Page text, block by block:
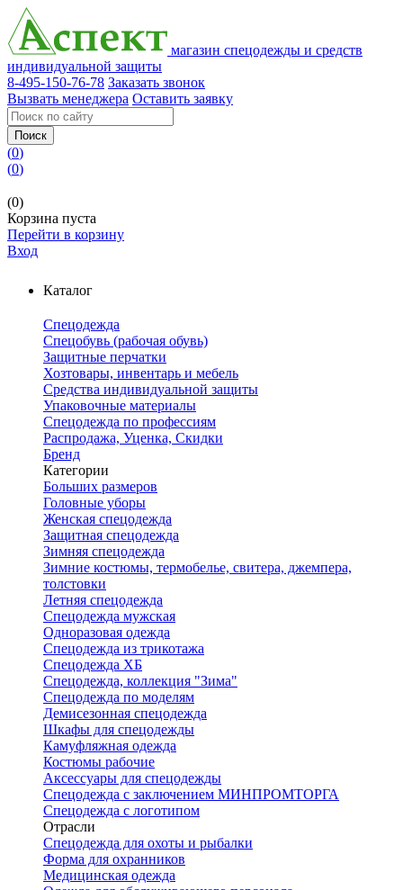
магазин спецодежды и средств
индивидуальной защиты
8-495-150-76-78 Заказать звонок
Вызвать менеджера Оставить заявку
Поиск
(0)
(0)
(0)
Корзина пуста
Перейти в корзину
Вход
Каталог
Спецодежда
Спецобувь (рабочая обувь)
Защитные перчатки
Хозтовары, инвентарь и мебель
Средства индивидуальной защиты
Упаковочные материалы
Спецодежда по профессиям
Распродажа, Уценка, Скидки
Бренд
Категории
Больших размеров
Головные уборы
Женская спецодежда
Защитная спецодежда
Зимняя спецодежда
Зимние костюмы, термобелье, свитера, джемпера,
толстовки
Летняя спецодежда
Спецодежда мужская
Одноразовая одежда
Спецодежда из трикотажа
Спецодежда ХБ
Спецодежда, коллекция "Зима"
Спецодежда по моделям
Демисезонная спецодежда
Шкафы для спецодежды
Камуфляжная одежда
Костюмы рабочие
Аксессуары для спецодежды
Спецодежда с заключением МИНПРОМТОРГА
Спецодежда с логотипом
Отрасли
Спецодежда для охоты и рыбалки
Форма для охранников
Медицинская одежда